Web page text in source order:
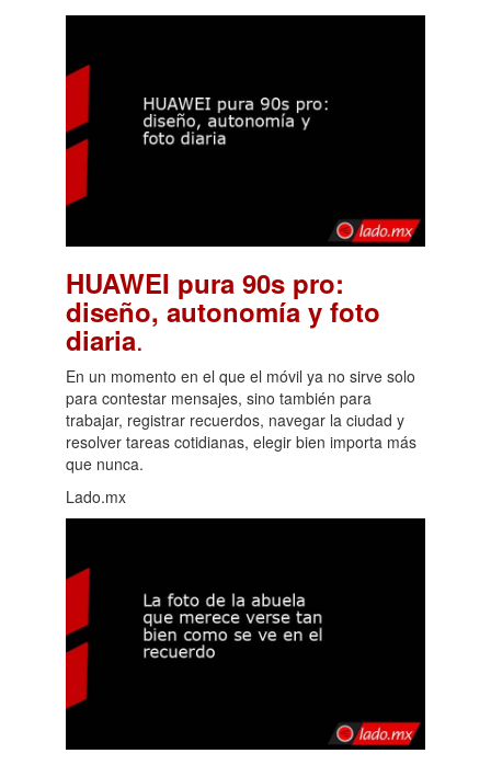
HUAWEI pura 90s pro:
diseño, autonomía y foto
diaria.
En un momento en el que el móvil ya no sirve solo
para contestar mensajes, sino también para
trabajar, registrar recuerdos, navegar la ciudad y
resolver tareas cotidianas, elegir bien importa más
que nunca.
Lado.mx